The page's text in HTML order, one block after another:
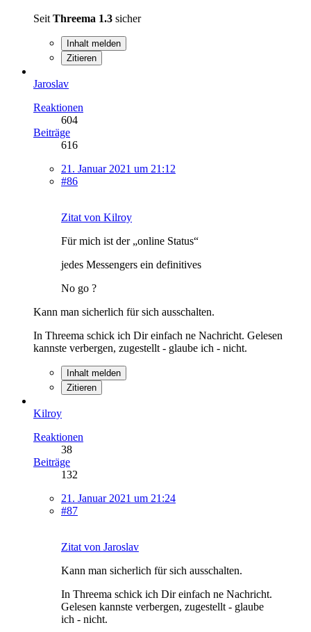
Seit Threema 1.3 sicher
Inhalt melden
Zitieren
Jaroslav
Reaktionen
604
Beiträge
616
21. Januar 2021 um 21:12
#86
Zitat von Kilroy
Für mich ist der „online Status“
jedes Messengers ein definitives
No go ?
Kann man sicherlich für sich ausschalten.
In Threema schick ich Dir einfach ne Nachricht. Gelesen
kannste verbergen, zugestellt - glaube ich - nicht.
Inhalt melden
Zitieren
Kilroy
Reaktionen
38
Beiträge
132
21. Januar 2021 um 21:24
#87
Zitat von Jaroslav
Kann man sicherlich für sich ausschalten.
In Threema schick ich Dir einfach ne Nachricht.
Gelesen kannste verbergen, zugestellt - glaube
ich - nicht.